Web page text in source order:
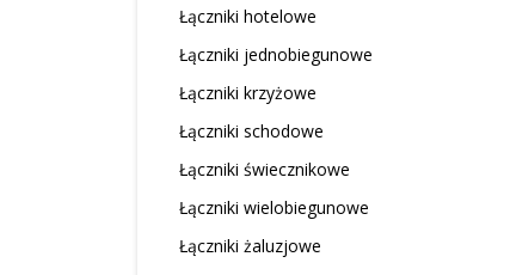
Łączniki hotelowe
Łączniki jednobiegunowe
Łączniki krzyżowe
Łączniki schodowe
Łączniki świecznikowe
Łączniki wielobiegunowe
Łączniki żaluzjowe